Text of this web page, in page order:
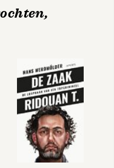
Oorlog in de
Amsterdamse
onderwereld